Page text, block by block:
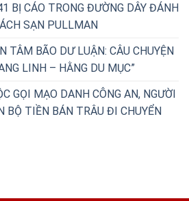
BỊ CÁO TRONG ĐƯỜNG DÂY ĐÁNH
SẠN PULLMAN
TÂM BÃO DƯ LUẬN: CÂU CHUYỆN
LINH – HẰNG DU MỤC”
GỌI MẠO DANH CÔNG AN, NGƯỜI
BỘ TIỀN BÁN TRÂU ĐI CHUYỂN